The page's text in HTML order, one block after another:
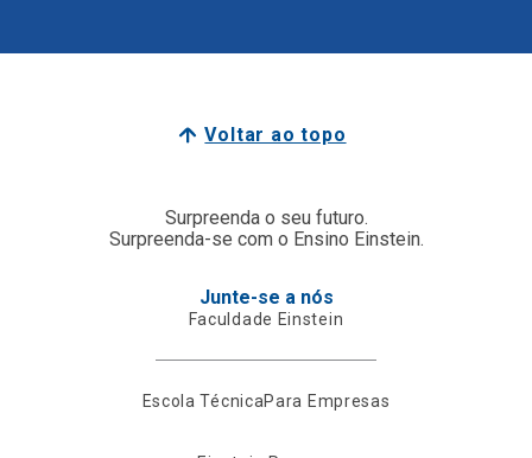
Voltar ao topo
Surpreenda o seu futuro.
Surpreenda-se com o Ensino Einstein.
Junte-se a nós
Faculdade Einstein
Escola TécnicaPara Empresas